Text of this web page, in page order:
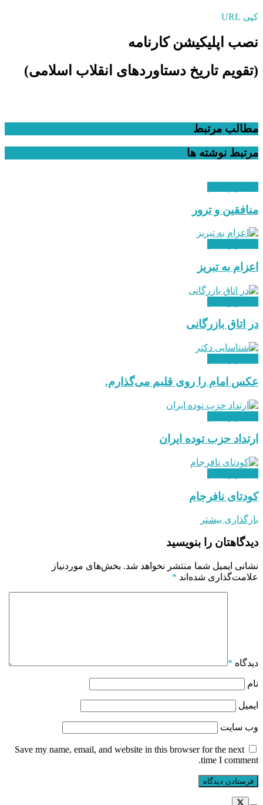
کپی URL
نصب اپلیکیشن کارنامه
(تقویم تاریخ دستاوردهای انقلاب اسلامی​)
مطالب مرتبط
مرتبط نوشته ها
منافقین و ترور
اعزام به تبریز
در اتاق بازرگانی
عکس امام را روی قلبم می‌گذارم.
ارتداد حزب توده ایران
کودتای نافرجام
بارگذاری بیشتر
دیدگاهتان را بنویسید
نشانی ایمیل شما منتشر نخواهد شد. بخش‌های موردنیاز
علامت‌گذاری شده‌اند *
دیدگاه *
نام
ایمیل
وب‌ سایت
Save my name, email, and website in this browser for the next
time I comment.